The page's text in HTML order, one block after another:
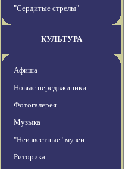
"Сердитые стрелы"
КУЛЬТУРА
Афиша
Новые передвжиники
Фотогалерея
Музыка
"Неизвестные" музеи
Риторика